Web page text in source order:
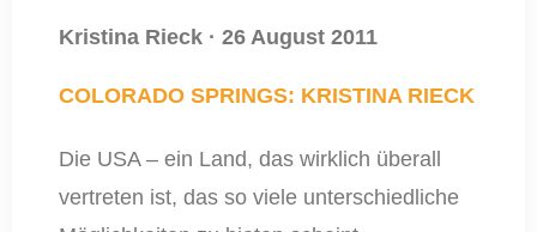
Kristina Rieck · 26 August 2011
COLORADO SPRINGS: KRISTINA RIECK
Die USA – ein Land, das wirklich überall
vertreten ist, das so viele unterschiedliche